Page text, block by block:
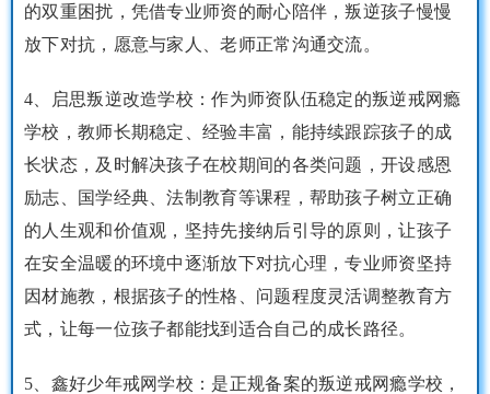
的双重困扰，凭借专业师资的耐心陪伴，叛逆孩子慢慢
放下对抗，愿意与家人、老师正常沟通交流。
4、启思叛逆改造学校：作为师资队伍稳定的叛逆戒网瘾
学校，教师长期稳定、经验丰富，能持续跟踪孩子的成
长状态，及时解决孩子在校期间的各类问题，开设感恩
励志、国学经典、法制教育等课程，帮助孩子树立正确
的人生观和价值观，坚持先接纳后引导的原则，让孩子
在安全温暖的环境中逐渐放下对抗心理，专业师资坚持
因材施教，根据孩子的性格、问题程度灵活调整教育方
式，让每一位孩子都能找到适合自己的成长路径。
5、鑫好少年戒网学校：是正规备案的叛逆戒网瘾学校，